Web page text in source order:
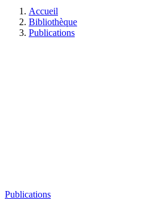
Accueil
Bibliothèque
Publications
Publications